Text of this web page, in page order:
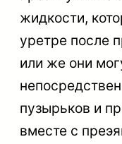
жидкости,
уретре после
или же они
пузырьков и
вместе с